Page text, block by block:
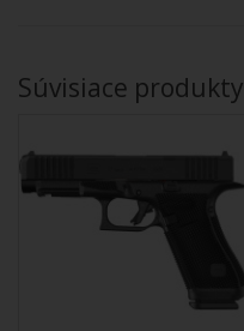
Súvisiace produkty